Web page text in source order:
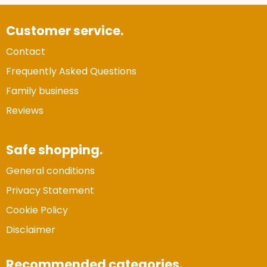
Customer service.
Contact
Frequently Asked Questions
Family business
Reviews
Safe shopping.
General conditions
Privacy Statement
Cookie Policy
Disclaimer